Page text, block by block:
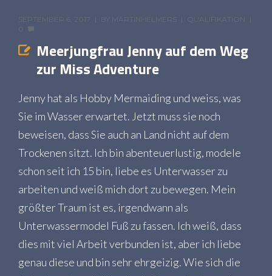
SEPTEMBER 6, 2017 BY MARTINHELMERS
QUALIFIKATION
Meerjungfrau Jenny auf dem Weg
zur Miss Adventure
Jenny hat als Hobby Mermaiding und weiss, was
Sie im Wasser erwartet. Jetzt muss sie noch
beweisen, dass Sie auch an Land nicht auf dem
Trockenen sitzt. Ich bin abenteuerlustig, modele
schon seit ich 15 bin, liebe es Unterwasser zu
arbeiten und weiß mich dort zu bewegen. Mein
größter Traum ist es, irgendwann als
Unterwassermodel Fuß zu fassen. Ich weiß, dass
dies mit viel Arbeit verbunden ist, aber ich liebe
genau diese und bin sehr ehrgeizig. Wie sich die